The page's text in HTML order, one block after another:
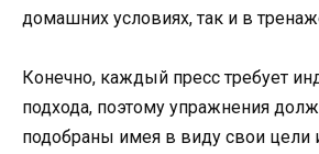
домашних условиях, так и в
Конечно, каждый пресс требует
подхода, поэтому упражнения
подобраны имея в виду свои цели